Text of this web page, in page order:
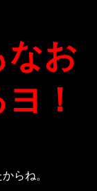
なお
！
らね。